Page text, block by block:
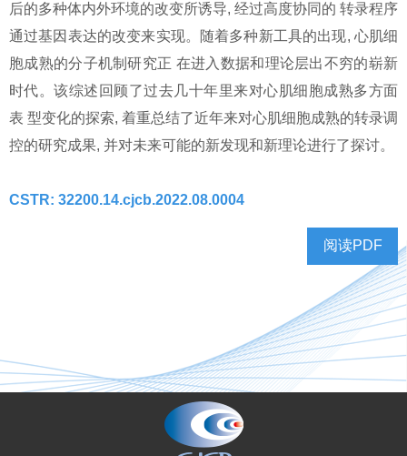
后的多种体内外环境的改变所诱导, 经过高度协同的 转录程序
通过基因表达的改变来实现。随着多种新工具的出现, 心肌细
胞成熟的分子机制研究正 在进入数据和理论层出不穷的崭新
时代。该综述回顾了过去几十年里来对心肌细胞成熟多方面
表 型变化的探索, 着重总结了近年来对心肌细胞成熟的转录调
控的研究成果, 并对未来可能的新发现和新理论进行了探讨。
CSTR: 32200.14.cjcb.2022.08.0004